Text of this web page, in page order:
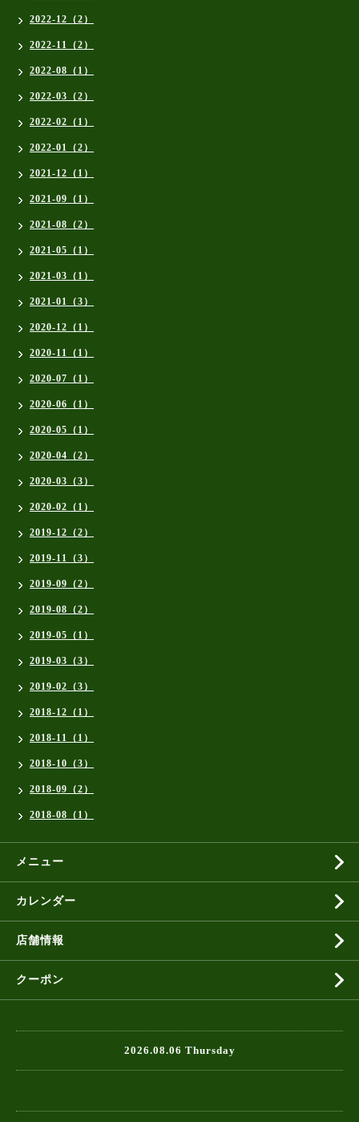
2022-12（2）
2022-11（2）
2022-08（1）
2022-03（2）
2022-02（1）
2022-01（2）
2021-12（1）
2021-09（1）
2021-08（2）
2021-05（1）
2021-03（1）
2021-01（3）
2020-12（1）
2020-11（1）
2020-07（1）
2020-06（1）
2020-05（1）
2020-04（2）
2020-03（3）
2020-02（1）
2019-12（2）
2019-11（3）
2019-09（2）
2019-08（2）
2019-05（1）
2019-03（3）
2019-02（3）
2018-12（1）
2018-11（1）
2018-10（3）
2018-09（2）
2018-08（1）
メニュー
カレンダー
店舗情報
クーポン
2026.08.06 Thursday